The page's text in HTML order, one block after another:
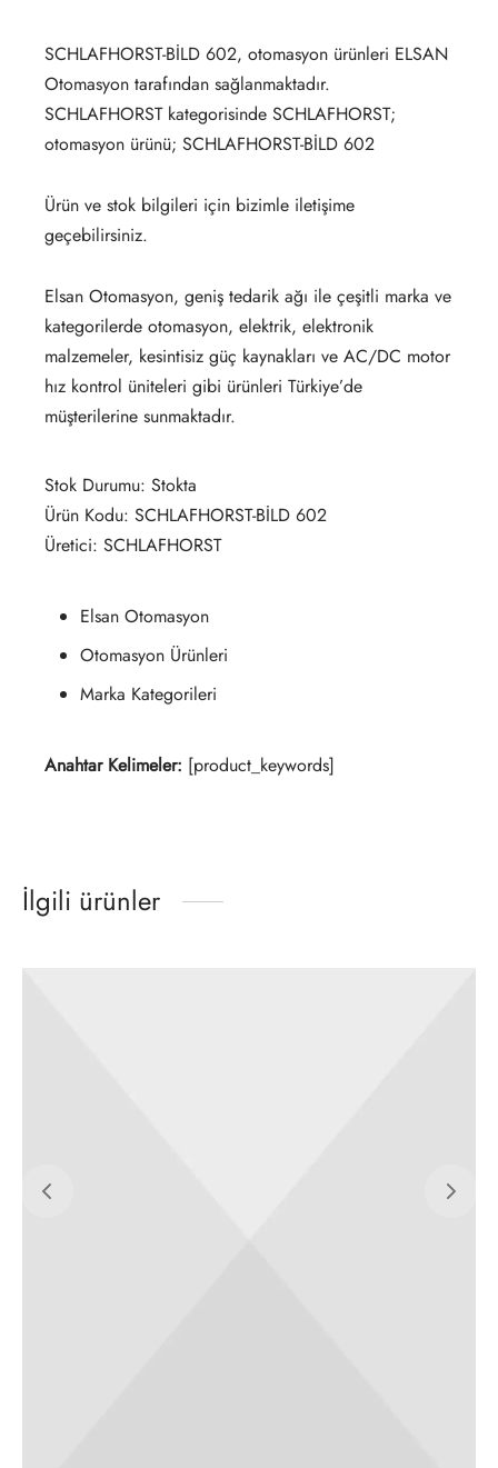
SCHLAFHORST-BİLD 602, otomasyon ürünleri ELSAN
Otomasyon tarafından sağlanmaktadır.
SCHLAFHORST kategorisinde SCHLAFHORST;
otomasyon ürünü; SCHLAFHORST-BİLD 602
Ürün ve stok bilgileri için bizimle iletişime
geçebilirsiniz.
Elsan Otomasyon, geniş tedarik ağı ile çeşitli marka ve
kategorilerde otomasyon, elektrik, elektronik
malzemeler, kesintisiz güç kaynakları ve AC/DC motor
hız kontrol üniteleri gibi ürünleri Türkiye’de
müşterilerine sunmaktadır.
Stok Durumu: Stokta
Ürün Kodu: SCHLAFHORST-BİLD 602
Üretici: SCHLAFHORST
Elsan Otomasyon
Otomasyon Ürünleri
Marka Kategorileri
Anahtar Kelimeler: [product_keywords]
İlgili ürünler